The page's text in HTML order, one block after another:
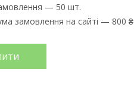
— 50 шт.
замовлення на сайті — 800 ₴